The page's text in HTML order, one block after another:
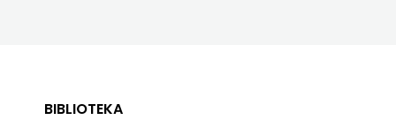
BIBLIOTEKA